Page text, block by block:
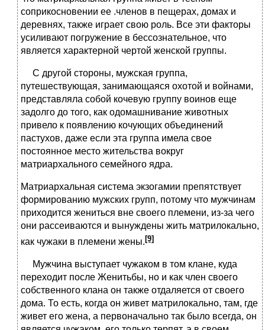
соприкосновении ее .членов в пещерах, домах и
деревнях, также играет свою роль. Все эти факторы
усиливают погружение в бессознательное, что
является характерной чертой женской группы.
С другой стороны, мужская группа,
путешествующая, занимающаяся охотой и войнами,
представляла собой кочевую группу воинов еще
задолго до того, как одомашнивание животных
привело к появлению кочующих объединений
пастухов, даже если эта группа имела свое
постоянное место жительства вокруг
матриархального семейного ядра.
Матриархальная система экзогамии препятствует
формированию мужских групп, потому что мужчинам
приходится жениться вне своего племени, из-за чего
они рассеиваются и вынуждены жить матрилокально,
как чужаки в племени жены. [9]
Мужчина выступает чужаком в том клане, куда
переходит после Женитьбы, но и как член своего
собственного клана он также отдаляется от своего
дома. То есть, когда он живет матрилокально, там, где
живет его жена, а первоначально так было всегда, он